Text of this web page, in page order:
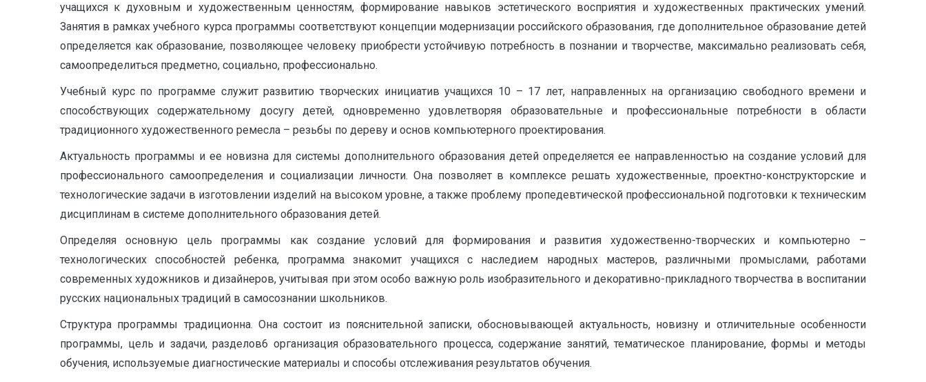
учащихся к духовным и художественным ценностям, формирование навыков эстетического восприятия и художественных практических умений.
Занятия в рамках учебного курса программы соответствуют концепции модернизации российского образования, где дополнительное образование детей
определяется как образование, позволяющее человеку приобрести устойчивую потребность в познании и творчестве, максимально реализовать себя,
самоопределиться предметно, социально, профессионально.
Учебный курс по программе служит развитию творческих инициатив учащихся 10 – 17 лет, направленных на организацию свободного времени и
способствующих содержательному досугу детей, одновременно удовлетворяя образовательные и профессиональные потребности в области
традиционного художественного ремесла – резьбы по дереву и основ компьютерного проектирования.
Актуальность программы и ее новизна для системы дополнительного образования детей определяется ее направленностью на создание условий для
профессионального самоопределения и социализации личности. Она позволяет в комплексе решать художественные, проектно-конструкторские и
технологические задачи в изготовлении изделий на высоком уровне, а также проблему пропедевтической профессиональной подготовки к техническим
дисциплинам в системе дополнительного образования детей.
Определяя основную цель программы как создание условий для формирования и развития художественно-творческих и компьютерно –
технологических способностей ребенка, программа знакомит учащихся с наследием народных мастеров, различными промыслами, работами
современных художников и дизайнеров, учитывая при этом особо важную роль изобразительного и декоративно-прикладного творчества в воспитании
русских национальных традиций в самосознании школьников.
Структура программы традиционна. Она состоит из пояснительной записки, обосновывающей актуальность, новизну и отличительные особенности
программы, цель и задачи, разделов6 организация образовательного процесса, содержание занятий, тематическое планирование, формы и методы
обучения, используемые диагностические материалы и способы отслеживания результатов обучения.